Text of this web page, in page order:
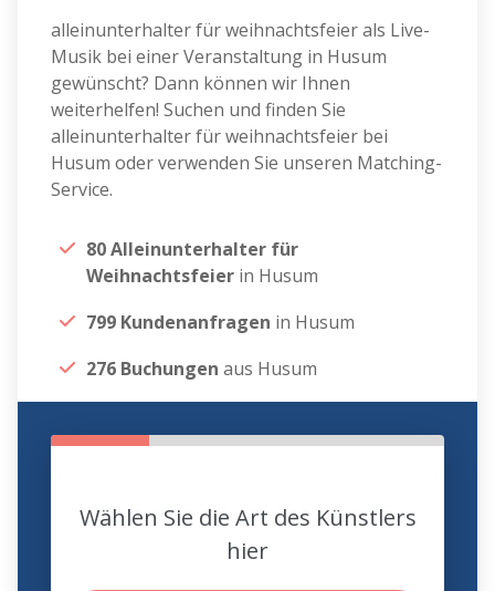
alleinunterhalter für weihnachtsfeier als Live-
Musik bei einer Veranstaltung in Husum
gewünscht? Dann können wir Ihnen
weiterhelfen! Suchen und finden Sie
alleinunterhalter für weihnachtsfeier bei
Husum oder verwenden Sie unseren Matching-
Service.
80 Alleinunterhalter für
Weihnachtsfeier in Husum
799 Kundenanfragen in Husum
276 Buchungen aus Husum
Wählen Sie die Art des Künstlers
hier